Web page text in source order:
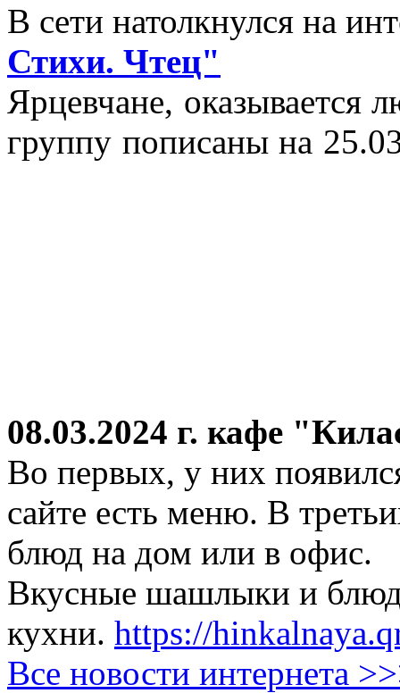
В сети натолкнулся на
Стихи. Чтец"
Ярцевчане,
группу пописаны на
08.03.2024 г. кафе
Во первых, у них
сайте есть меню. В
блюд на дом или в офис.
Вкусные шашлыки и
кухни. https://
Все новости интернета